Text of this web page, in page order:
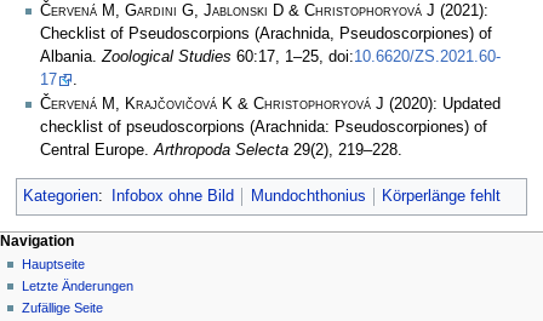
Červená M, Gardini G, Jablonski D & Christophoryová J (2021):
Checklist of Pseudoscorpions (Arachnida, Pseudoscorpiones) of
Albania.Zoological Studies 60:17, 1–25, doi:10.6620/ZS.2021.60-
17
.
Červená M, Krajčovičová K & Christophoryová J (2020): Updated
checklist of pseudoscorpions (Arachnida: Pseudoscorpiones) of
Central Europe.Arthropoda Selecta 29(2), 219–228.
Kategorien: Infobox ohne Bild Mundochthonius Körperlänge fehlt
Navigation
Hauptseite
Letzte Änderungen
Zufällige Seite